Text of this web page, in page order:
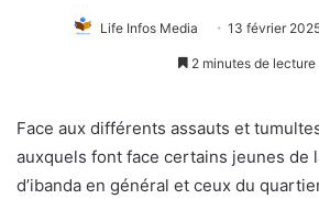
Life Infos Media 13 février
2 minutes de lecture
Face aux différents assauts et
auxquels font face certains jeunes de
d’ibanda en général et ceux du